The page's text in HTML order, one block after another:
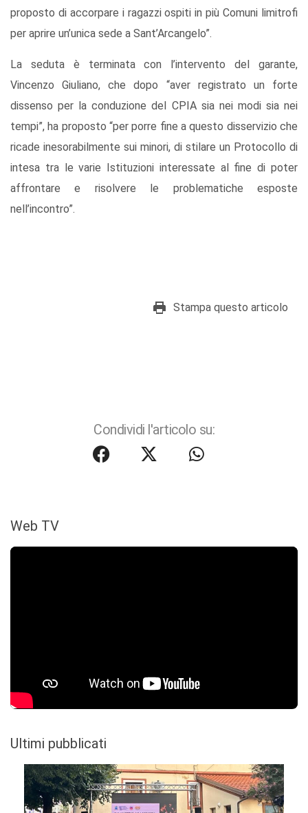
proposto di accorpare i ragazzi ospiti in più Comuni limitrofi
per aprire un’unica sede a Sant’Arcangelo”.
La seduta è terminata con l’intervento del garante,
Vincenzo Giuliano, che dopo “aver registrato un forte
dissenso per la conduzione del CPIA sia nei modi sia nei
tempi”, ha proposto “per porre fine a questo disservizio che
ricade inesorabilmente sui minori, di stilare un Protocollo di
intesa tra le varie Istituzioni interessate al fine di poter
affrontare e risolvere le problematiche esposte
nell’incontro”.
Stampa questo articolo
Condividi l'articolo su:
Web TV
Ultimi pubblicati